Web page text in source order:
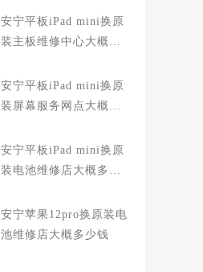
安宁平板iPad mini换原
装主板维修中心大概多
安宁平板iPad mini换原
装屏幕服务网点大概多
安宁平板iPad mini换原
装电池维修店大概多少
安宁苹果12pro换原装电
池维修店大概多少钱